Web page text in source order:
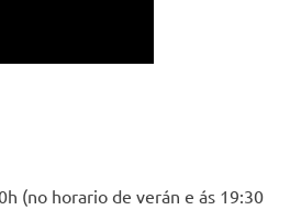
(no horario de verán e ás 19:30